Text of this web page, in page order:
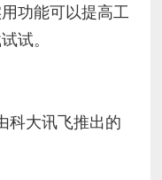
功能可以提高工
试。
科大讯飞推出的